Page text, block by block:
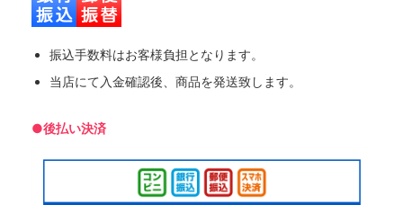
振込手数料はお客様負担となります。
当店にて入金確認後、商品を発送致します。
●後払い決済